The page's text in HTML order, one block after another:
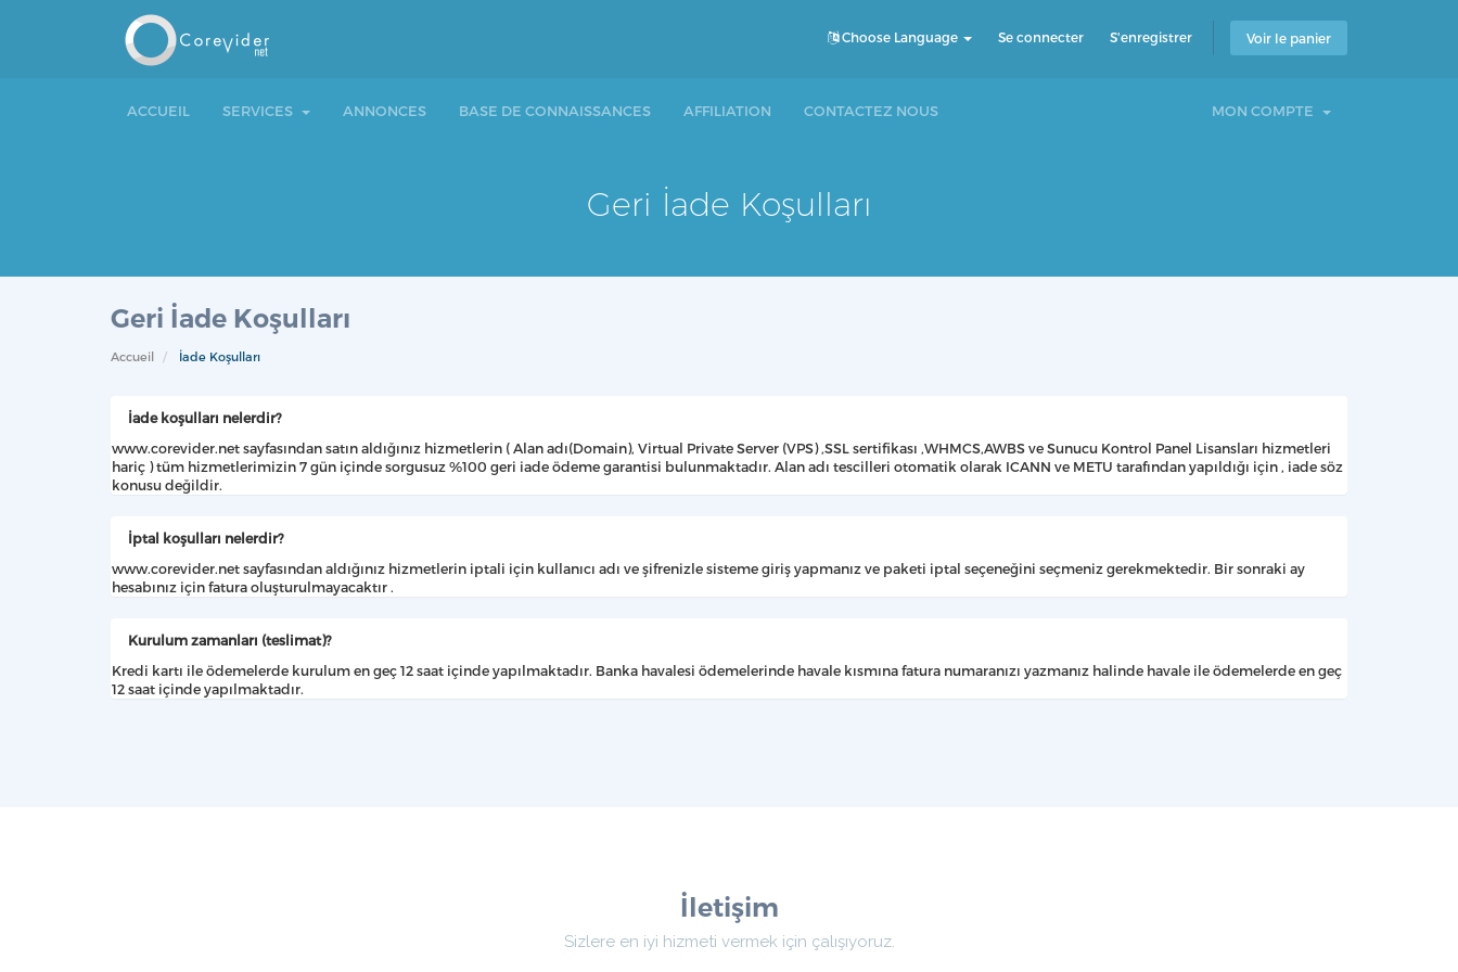
Choose Language Se connecter S'enregistrer Voir le panier
ACCUEIL SERVICES ANNONCES BASE DE CONNAISSANCES AFFILIATION CONTACTEZ NOUS MON COMPTE
Geri İade Koşulları
Geri İade Koşulları
Accueil İade Koşulları
İade koşulları nelerdir?
www.corevider.net sayfasından satın aldığınız hizmetlerin ( Alan adı(Domain), Virtual Private Server (VPS) ,SSL sertifikası ,WHMCS,AWBS ve Sunucu Kontrol Panel Lisansları hizmetleri
hariç ) tüm hizmetlerimizin 7 gün içinde sorgusuz %100 geri iade ödeme garantisi bulunmaktadır. Alan adı tescilleri otomatik olarak ICANN ve METU tarafından yapıldığı için , iade söz
konusu değildir.
İptal koşulları nelerdir?
www.corevider.net sayfasından aldığınız hizmetlerin iptali için kullanıcı adı ve şifrenizle sisteme giriş yapmanız ve paketi iptal seçeneğini seçmeniz gerekmektedir. Bir sonraki ay
hesabınız için fatura oluşturulmayacaktır .
Kurulum zamanları (teslimat)?
Kredi kartı ile ödemelerde kurulum en geç 12 saat içinde yapılmaktadır. Banka havalesi ödemelerinde havale kısmına fatura numaranızı yazmanız halinde havale ile ödemelerde en geç
12 saat içinde yapılmaktadır.
İletişim
Sizlere en iyi hizmeti vermek için çalışıyoruz.